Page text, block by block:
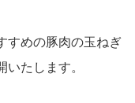
すめの豚肉の玉ねぎ
いたします。